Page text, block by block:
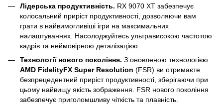
Лідерська продуктивність. RX 9070 XT забезпечує
колосальний приріст продуктивності, дозволяючи вам
грати в найвимогливіші ігри на максимальних
налаштуваннях. Насолоджуйтесь ультрависокою частотою
кадрів та неймовірною деталізацією.
Технології нового покоління. З оновленою технологією
AMD FidelityFX Super Resolution (FSR) ви отримаєте
безпрецедентний приріст продуктивності, зберігаючи при
цьому найвищу якість зображення. FSR нового покоління
забезпечує приголомшливу чіткість та плавність.